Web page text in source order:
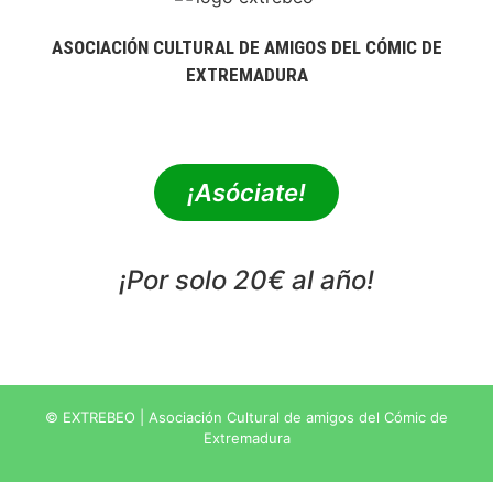
ASOCIACIÓN CULTURAL DE AMIGOS DEL CÓMIC DE
EXTREMADURA
¡Asóciate!
¡Por solo 20€ al año!
© EXTREBEO | Asociación Cultural de amigos del Cómic de
Extremadura